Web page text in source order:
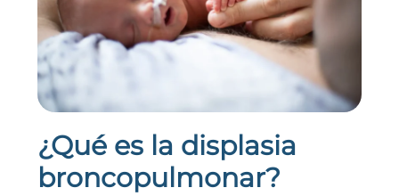
¿Qué es la displasia
broncopulmonar?